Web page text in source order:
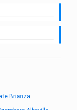
Brianza